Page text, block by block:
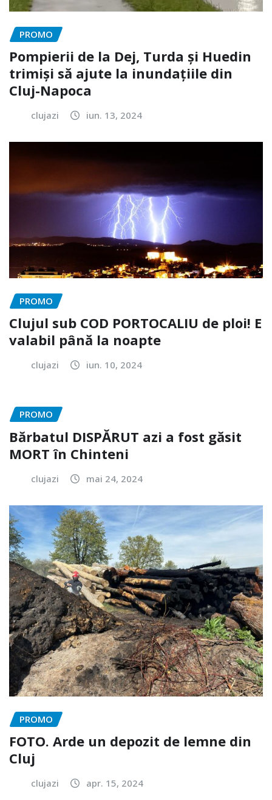
PROMO
Pompierii de la Dej, Turda și Huedin
trimiși să ajute la inundațiile din
Cluj-Napoca
clujazi iun. 13, 2024
PROMO
Clujul sub COD PORTOCALIU de ploi! E
valabil până la noapte
clujazi iun. 10, 2024
PROMO
Bărbatul DISPĂRUT azi a fost găsit
MORT în Chinteni
clujazi mai 24, 2024
PROMO
FOTO. Arde un depozit de lemne din
Cluj
clujazi apr. 15, 2024